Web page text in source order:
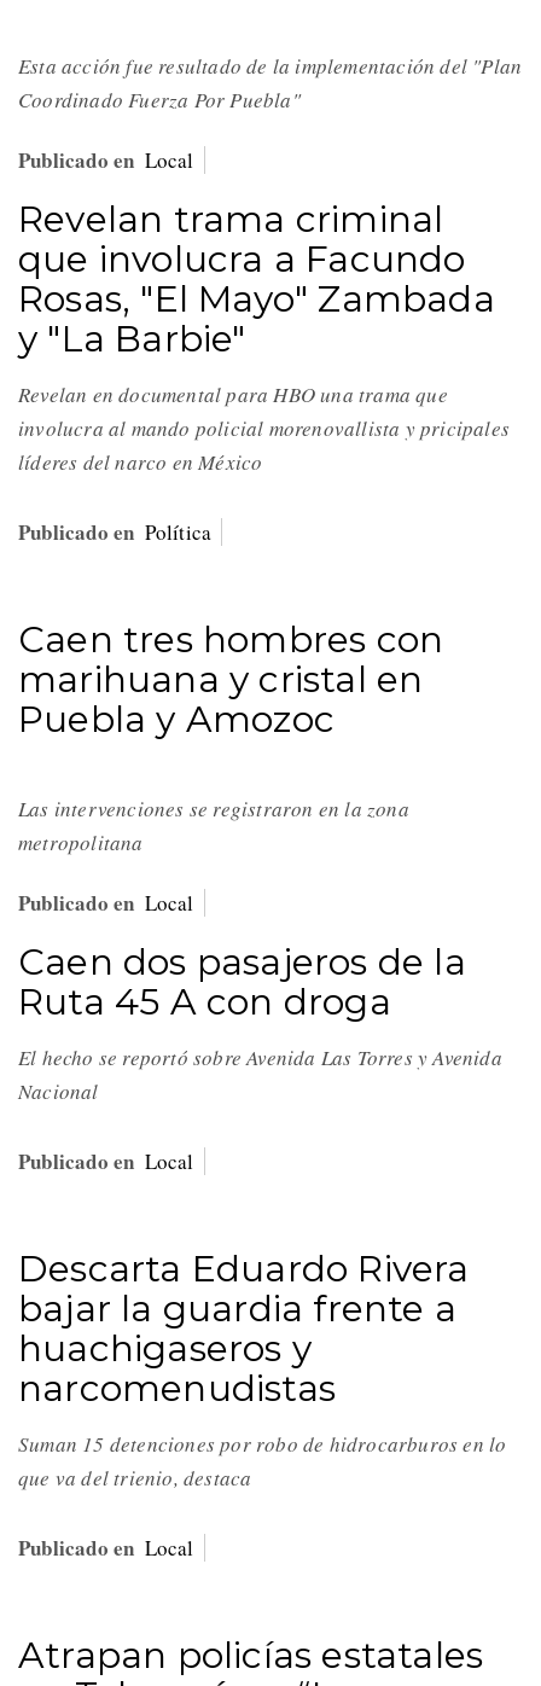
Esta acción fue resultado de la implementación del "Plan
Coordinado Fuerza Por Puebla"
Publicado en Local
Revelan trama criminal
que involucra a Facundo
Rosas, "El Mayo" Zambada
y "La Barbie"
Revelan en documental para HBO una trama que
involucra al mando policial morenovallista y pricipales
líderes del narco en México
Publicado en Política
Caen tres hombres con
marihuana y cristal en
Puebla y Amozoc
Las intervenciones se registraron en la zona
metropolitana
Publicado en Local
Caen dos pasajeros de la
Ruta 45 A con droga
El hecho se reportó sobre Avenida Las Torres y Avenida
Nacional
Publicado en Local
Descarta Eduardo Rivera
bajar la guardia frente a
huachigaseros y
narcomenudistas
Suman 15 detenciones por robo de hidrocarburos en lo
que va del trienio, destaca
Publicado en Local
Atrapan policías estatales